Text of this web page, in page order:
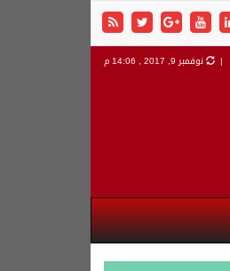
نوفمبر 9, 2017 , 14:06 م